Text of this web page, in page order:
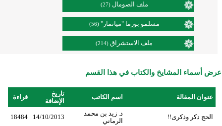
ملف الصومال (27)
مسلمو بورما "ميانمار" (56)
ملف الاستشراق (214)
عرض أسماء المشايخ والكتاب في هذا القسم
عنوان المقالة اسم الكاتب
تاريخ
الإضافة
قراءة
الحج ذكر وذكرى!!
د. زيد بن محمد
الرماني
14/10/2013
18484